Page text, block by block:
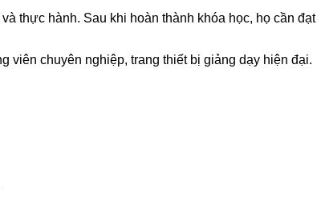
thực hành. Sau khi hoàn thành khóa học, họ cần đạt
viên chuyên nghiệp, trang thiết bị giảng dạy hiện đại.